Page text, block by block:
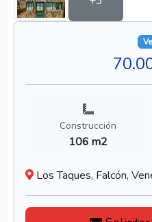
Construcción
106 m2
Los Taques, Falcón,